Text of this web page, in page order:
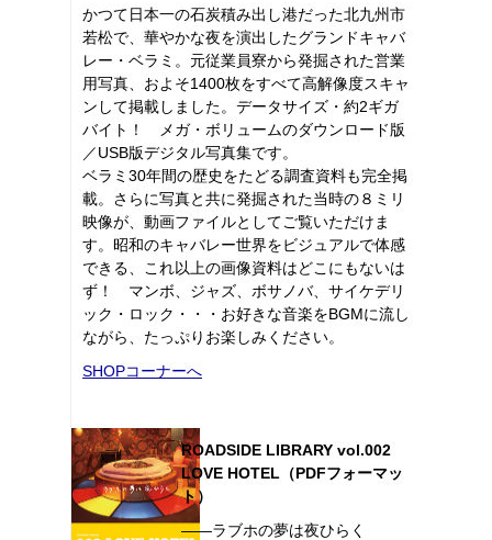
かつて日本一の石炭積み出し港だった北九州市
若松で、華やかな夜を演出したグランドキャバ
レー・ベラミ。元従業員寮から発掘された営業
用写真、およそ1400枚をすべて高解像度スキャ
ンして掲載しました。データサイズ・約2ギガ
バイト！ メガ・ボリュームのダウンロード版
／USB版デジタル写真集です。
ベラミ30年間の歴史をたどる調査資料も完全掲
載。さらに写真と共に発掘された当時の８ミリ
映像が、動画ファイルとしてご覧いただけま
す。昭和のキャバレー世界をビジュアルで体感
できる、これ以上の画像資料はどこにもないは
ず！ マンボ、ジャズ、ボサノバ、サイケデリ
ック・ロック・・・お好きな音楽をBGMに流し
ながら、たっぷりお楽しみください。
SHOPコーナーへ
ROADSIDE LIBRARY vol.002
LOVE HOTEL（PDFフォーマッ
ト）
――ラブホの夢は夜ひらく